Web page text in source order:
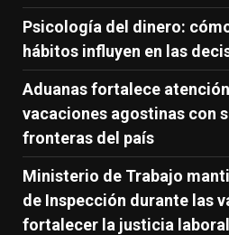
Psicología del dinero:
hábitos influyen en las
Aduanas fortalece
vacaciones agostinas con
fronteras del país
Ministerio de Trabajo
de Inspección durante las
fortalecer la justicia laboral